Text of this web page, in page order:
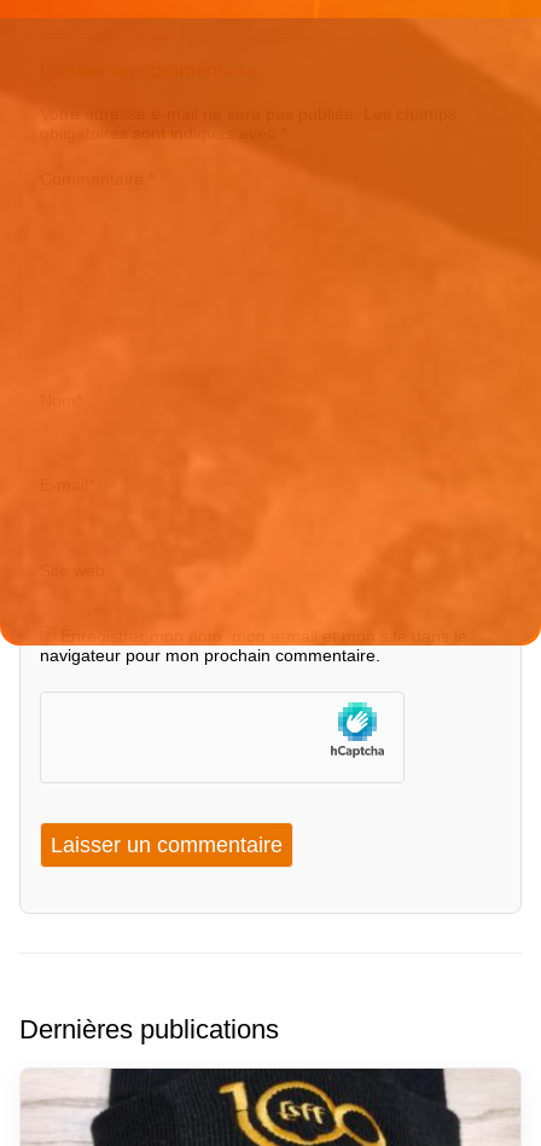
Votre adresse e-mail ne sera pas publiée.
obligatoires sont indiqués avec
Enregistrer mon nom, mon e-mail et mon site dans le
navigateur pour mon prochain commentaire.
Dernières publications